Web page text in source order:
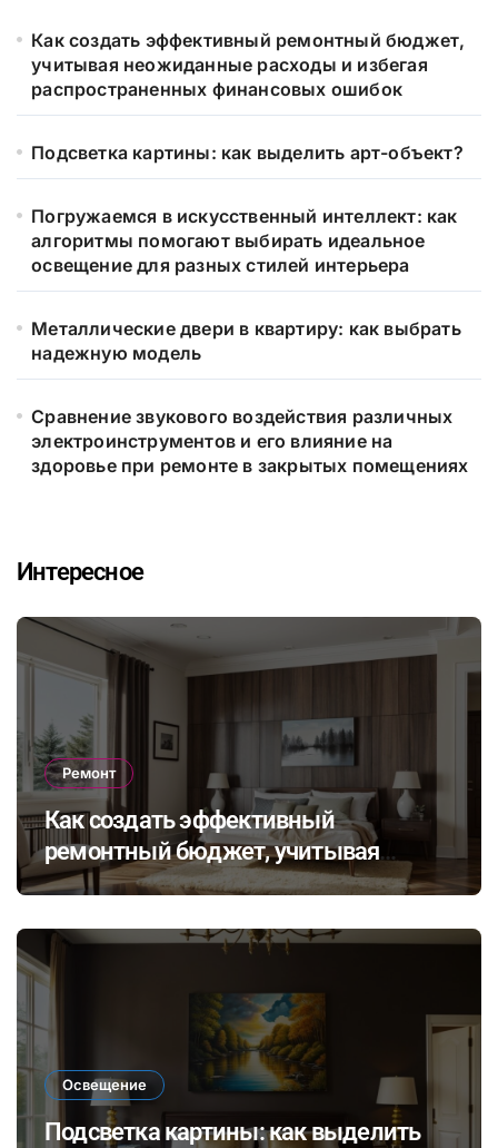
Как создать эффективный ремонтный бюджет,
учитывая неожиданные расходы и избегая
распространенных финансовых ошибок
Подсветка картины: как выделить арт-объект?
Погружаемся в искусственный интеллект: как
алгоритмы помогают выбирать идеальное
освещение для разных стилей интерьера
Металлические двери в квартиру: как выбрать
надежную модель
Сравнение звукового воздействия различных
электроинструментов и его влияние на
здоровье при ремонте в закрытых помещениях
Интересное
Ремонт
Как создать эффективный
ремонтный бюджет, учитывая
неожиданные расходы и избегая
ошибок
Освещение
Подсветка картины: как выделить